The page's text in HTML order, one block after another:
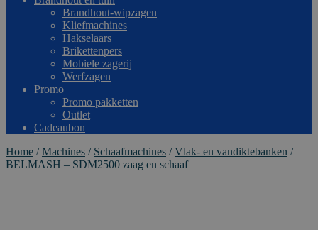
Brandhout-wipzagen
Kliefmachines
Hakselaars
Brikettenpers
Mobiele zagerij
Werfzagen
Promo
Promo pakketten
Outlet
Cadeaubon
Home /Machines / Schaafmachines /Vlak- en vandiktebanken /
BELMASH – SDM2500 zaag en schaaf